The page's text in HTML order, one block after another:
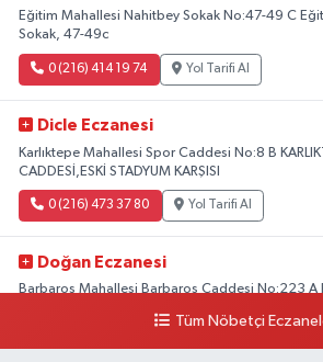
Eğitim Mahallesi Nahitbey Sokak No:47-49 C
Sokak, 47-49c
0 (216) 414 19 74 Yol Tarifi Al
Dicle Eczanesi
Karlıktepe Mahallesi Spor Caddesi No:8 B
CADDESİ,ESKİ STADYUM KARŞISI
0 (216) 473 37 80 Yol Tarifi Al
Doğan Eczanesi
Barbaros Mahallesi Barbaros Caddesi No:223 A
Tüm Nöbetçi